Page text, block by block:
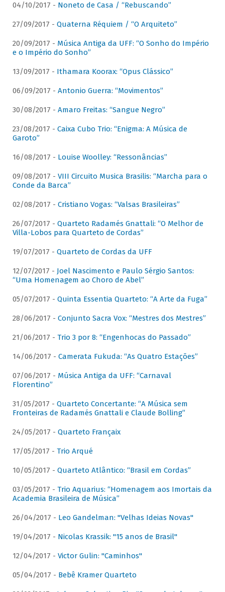
04/10/2017 - Noneto de Casa / “Rebuscando”
27/09/2017 - Quaterna Réquiem / “O Arquiteto”
20/09/2017 - Música Antiga da UFF: “O Sonho do Império
e o Império do Sonho”
13/09/2017 - Ithamara Koorax: “Opus Clássico”
06/09/2017 - Antonio Guerra: “Movimentos”
30/08/2017 - Amaro Freitas: “Sangue Negro”
23/08/2017 - Caixa Cubo Trio: “Enigma: A Música de
Garoto”
16/08/2017 - Louise Woolley: “Ressonâncias”
09/08/2017 - VIII Circuito Musica Brasilis: “Marcha para o
Conde da Barca”
02/08/2017 - Cristiano Vogas: “Valsas Brasileiras”
26/07/2017 - Quarteto Radamés Gnattali: “O Melhor de
Villa-Lobos para Quarteto de Cordas”
19/07/2017 - Quarteto de Cordas da UFF
12/07/2017 - Joel Nascimento e Paulo Sérgio Santos:
“Uma Homenagem ao Choro de Abel”
05/07/2017 - Quinta Essentia Quarteto: “A Arte da Fuga”
28/06/2017 - Conjunto Sacra Vox: “Mestres dos Mestres”
21/06/2017 - Trio 3 por 8: “Engenhocas do Passado”
14/06/2017 - Camerata Fukuda: “As Quatro Estações”
07/06/2017 - Música Antiga da UFF: “Carnaval
Florentino”
31/05/2017 - Quarteto Concertante: “A Música sem
Fronteiras de Radamés Gnattali e Claude Bolling”
24/05/2017 - Quarteto Françaix
17/05/2017 - Trio Arqué
10/05/2017 - Quarteto Atlântico: “Brasil em Cordas”
03/05/2017 - Trio Aquarius: “Homenagem aos Imortais da
Academia Brasileira de Música”
26/04/2017 - Leo Gandelman: "Velhas Ideias Novas"
19/04/2017 - Nicolas Krassik: "15 anos de Brasil"
12/04/2017 - Victor Gulin: "Caminhos"
05/04/2017 - Bebê Kramer Quarteto